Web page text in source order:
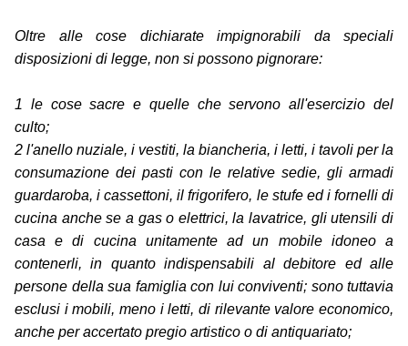
Oltre alle cose dichiarate impignorabili da speciali
disposizioni di legge, non si possono pignorare:
1 le cose sacre e quelle che servono all'esercizio del
culto;
2 l'anello nuziale, i vestiti, la biancheria, i letti, i tavoli per la
consumazione dei pasti con le relative sedie, gli armadi
guardaroba, i cassettoni, il frigorifero, le stufe ed i fornelli di
cucina anche se a gas o elettrici, la lavatrice, gli utensili di
casa e di cucina unitamente ad un mobile idoneo a
contenerli, in quanto indispensabili al debitore ed alle
persone della sua famiglia con lui conviventi; sono tuttavia
esclusi i mobili, meno i letti, di rilevante valore economico,
anche per accertato pregio artistico o di antiquariato;